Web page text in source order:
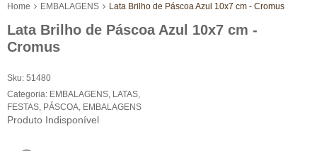
Home EMBALAGENS Lata Brilho de Páscoa Azul 10x7 cm - Cromus
Lata Brilho de Páscoa Azul 10x7 cm -
Cromus
Sku: 51480
Categoria: EMBALAGENS LATAS
FESTAS PÁSCOA EMBALAGENS
Produto Indisponível